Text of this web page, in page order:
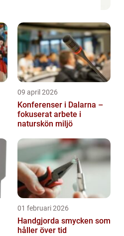
09 april 2026
Konferenser i Dalarna –
fokuserat arbete i
naturskön miljö
01 februari 2026
Handgjorda smycken som
håller över tid